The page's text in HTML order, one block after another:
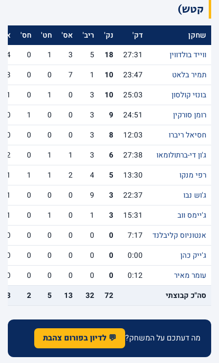
קטש)
שחקן דק' נק' ריב' אס' חט' חס'
אב'
ווייד בולדווין
27:31
18
5
3
1
0
4
תמיר בלאט
23:47
10
1
7
0
0
3
בונזי קולסון
25:03
10
3
0
1
0
1
רומן סורקין
24:51
9
3
0
0
1
0
חסיאל ריברו
12:03
8
3
0
0
0
0
ג'ון די-ברתולומאו
27:38
6
3
1
1
0
2
רפי מנקו
13:30
5
4
2
1
1
1
ג'וש נבו
22:37
3
9
0
0
0
1
ג'יימס ווב
15:31
3
1
0
1
0
1
אנטוניוס קליבלנד
7:17
0
0
0
0
0
0
ג'ייק כהן
0:00
0
0
0
0
0
0
עומר מאיר
0:12
0
0
0
0
0
0
סה"כ קבוצתי
72
32
13
5
2
13
מה דעתכם על המשחק? 💬 לדיון בפורום צהבת